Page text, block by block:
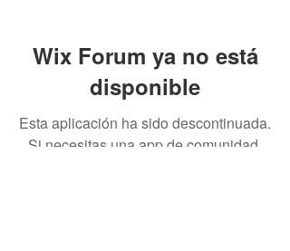
Wix Forum ya no está
disponible
Esta aplicación ha sido descontinuada.
Si necesitas una app de comunidad,